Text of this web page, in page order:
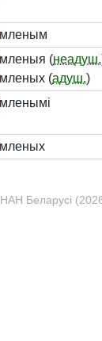
мленым
мленыя (неадуш.
мленых (адуш.)
мленымі
мленых
Беларусі